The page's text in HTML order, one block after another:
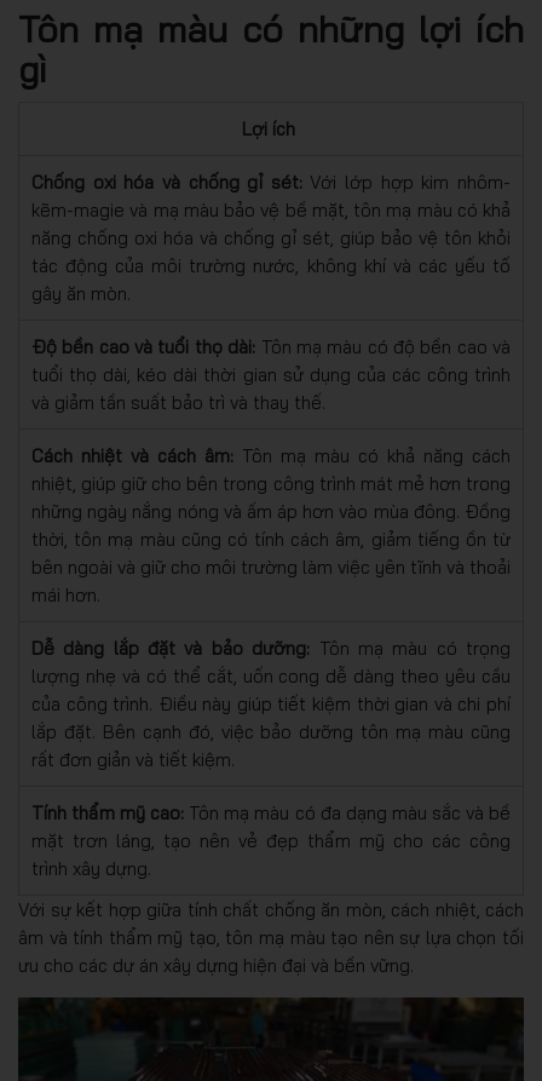
Tôn mạ màu có những lợi ích
gì
Lợi ích
Chống oxi hóa và chống gỉ sét: Với lớp hợp kim nhôm-
kẽm-magie và mạ màu bảo vệ bề mặt, tôn mạ màu có khả
năng chống oxi hóa và chống gỉ sét, giúp bảo vệ tôn khỏi
tác động của môi trường nước, không khí và các yếu tố
gây ăn mòn.
Độ bền cao và tuổi thọ dài: Tôn mạ màu có độ bền cao và
tuổi thọ dài, kéo dài thời gian sử dụng của các công trình
và giảm tần suất bảo trì và thay thế.
Cách nhiệt và cách âm: Tôn mạ màu có khả năng cách
nhiệt, giúp giữ cho bên trong công trình mát mẻ hơn trong
những ngày nắng nóng và ấm áp hơn vào mùa đông. Đồng
thời, tôn mạ màu cũng có tính cách âm, giảm tiếng ồn từ
bên ngoài và giữ cho môi trường làm việc yên tĩnh và thoải
mái hơn.
Dễ dàng lắp đặt và bảo dưỡng: Tôn mạ màu có trọng
lượng nhẹ và có thể cắt, uốn cong dễ dàng theo yêu cầu
của công trình. Điều này giúp tiết kiệm thời gian và chi phí
lắp đặt. Bên cạnh đó, việc bảo dưỡng tôn mạ màu cũng
rất đơn giản và tiết kiệm.
Tính thẩm mỹ cao: Tôn mạ màu có đa dạng màu sắc và bề
mặt trơn láng, tạo nên vẻ đẹp thẩm mỹ cho các công
trình xây dựng.
Với sự kết hợp giữa tính chất chống ăn mòn, cách nhiệt, cách
âm và tính thẩm mỹ tạo, tôn mạ màu tạo nên sự lựa chọn tối
ưu cho các dự án xây dựng hiện đại và bền vững.